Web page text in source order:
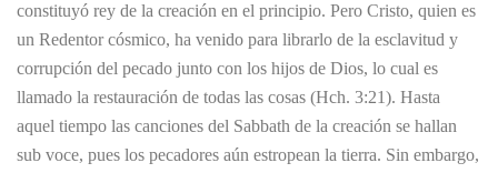
constituyó rey de la creación en el principio. Pero Cristo, quien es
un Redentor cósmico, ha venido para librarlo de la esclavitud y
corrupción del pecado junto con los hijos de Dios, lo cual es
llamado la restauración de todas las cosas (Hch. 3:21). Hasta
aquel tiempo las canciones del Sabbath de la creación se hallan
sub voce, pues los pecadores aún estropean la tierra. Sin embargo,